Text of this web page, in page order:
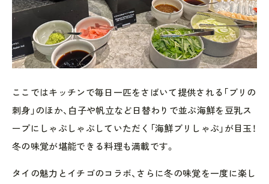
ここではキッチンで毎日一匹をさばいて提供される「ブリの
刺身」のほか、白子や帆立など日替わりで並ぶ海鮮を豆乳ス
ープにしゃぶしゃぶしていただく「海鮮ブリしゃぶ」が目玉！
冬の味覚が堪能できる料理も満載です。
タイの魅力とイチゴのコラボ、さらに冬の味覚を一度に楽し